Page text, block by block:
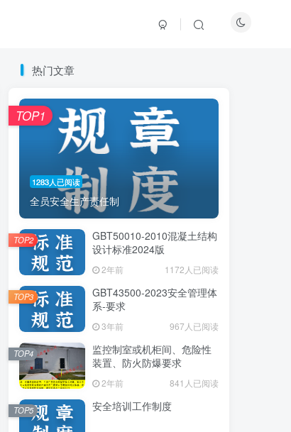
热门文章
1283人已阅读
全员安全生产责任制
TOP1
GBT50010-2010混凝土结构
设计标准2024版
2年前 1172人已阅读
TOP2
GBT43500-2023安全管理体
系-要求
3年前 967人已阅读
TOP3
监控制室或机柜间、危险性
装置、防火防爆要求
2年前 841人已阅读
TOP4
安全培训工作制度
TOP5
热门文章
1283人已阅读
全员安全生产责任制
TOP1
GBT50010-2010混凝土结构
设计标准2024版
2年前 1172人已阅读
TOP2
GBT43500-2023安全管理体
系-要求
3年前 967人已阅读
TOP3
监控制室或机柜间、危险性
装置、防火防爆要求
2年前 841人已阅读
TOP4
安全培训工作制度
TOP5